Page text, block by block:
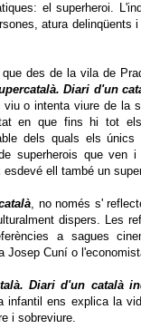
el superheroi.
atura delinqüents
que des de la vila de
Diari d'un
viu o intenta viure de la
en que fins hi tot
dels quals els
superherois que ven
esdevé ell també un
, no només s'
dispers. Les
a sagues
Josep Cuní o
Diari d'un català
infantil ens explica la
i sobreviure.